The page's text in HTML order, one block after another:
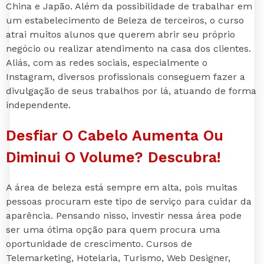
China e Japão. Além da possibilidade de trabalhar em
um estabelecimento de Beleza de terceiros, o curso
atrai muitos alunos que querem abrir seu próprio
negócio ou realizar atendimento na casa dos clientes.
Aliás, com as redes sociais, especialmente o
Instagram, diversos profissionais conseguem fazer a
divulgação de seus trabalhos por lá, atuando de forma
independente.
Desfiar O Cabelo Aumenta Ou
Diminui O Volume? Descubra!
A área de beleza está sempre em alta, pois muitas
pessoas procuram este tipo de serviço para cuidar da
aparência. Pensando nisso, investir nessa área pode
ser uma ótima opção para quem procura uma
oportunidade de crescimento. Cursos de
Telemarketing, Hotelaria, Turismo, Web Designer,